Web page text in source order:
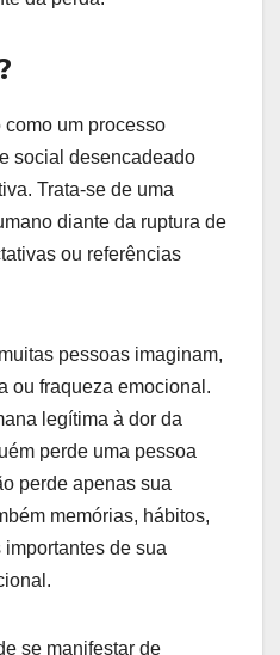
um processo
social desencadeado
Trata-se de uma
diante da ruptura de
ou referências
pessoas imaginam,
ou fraqueza emocional.
legítima à dor da
perde uma pessoa
perde apenas sua
memórias, hábitos,
de sua
se manifestar de